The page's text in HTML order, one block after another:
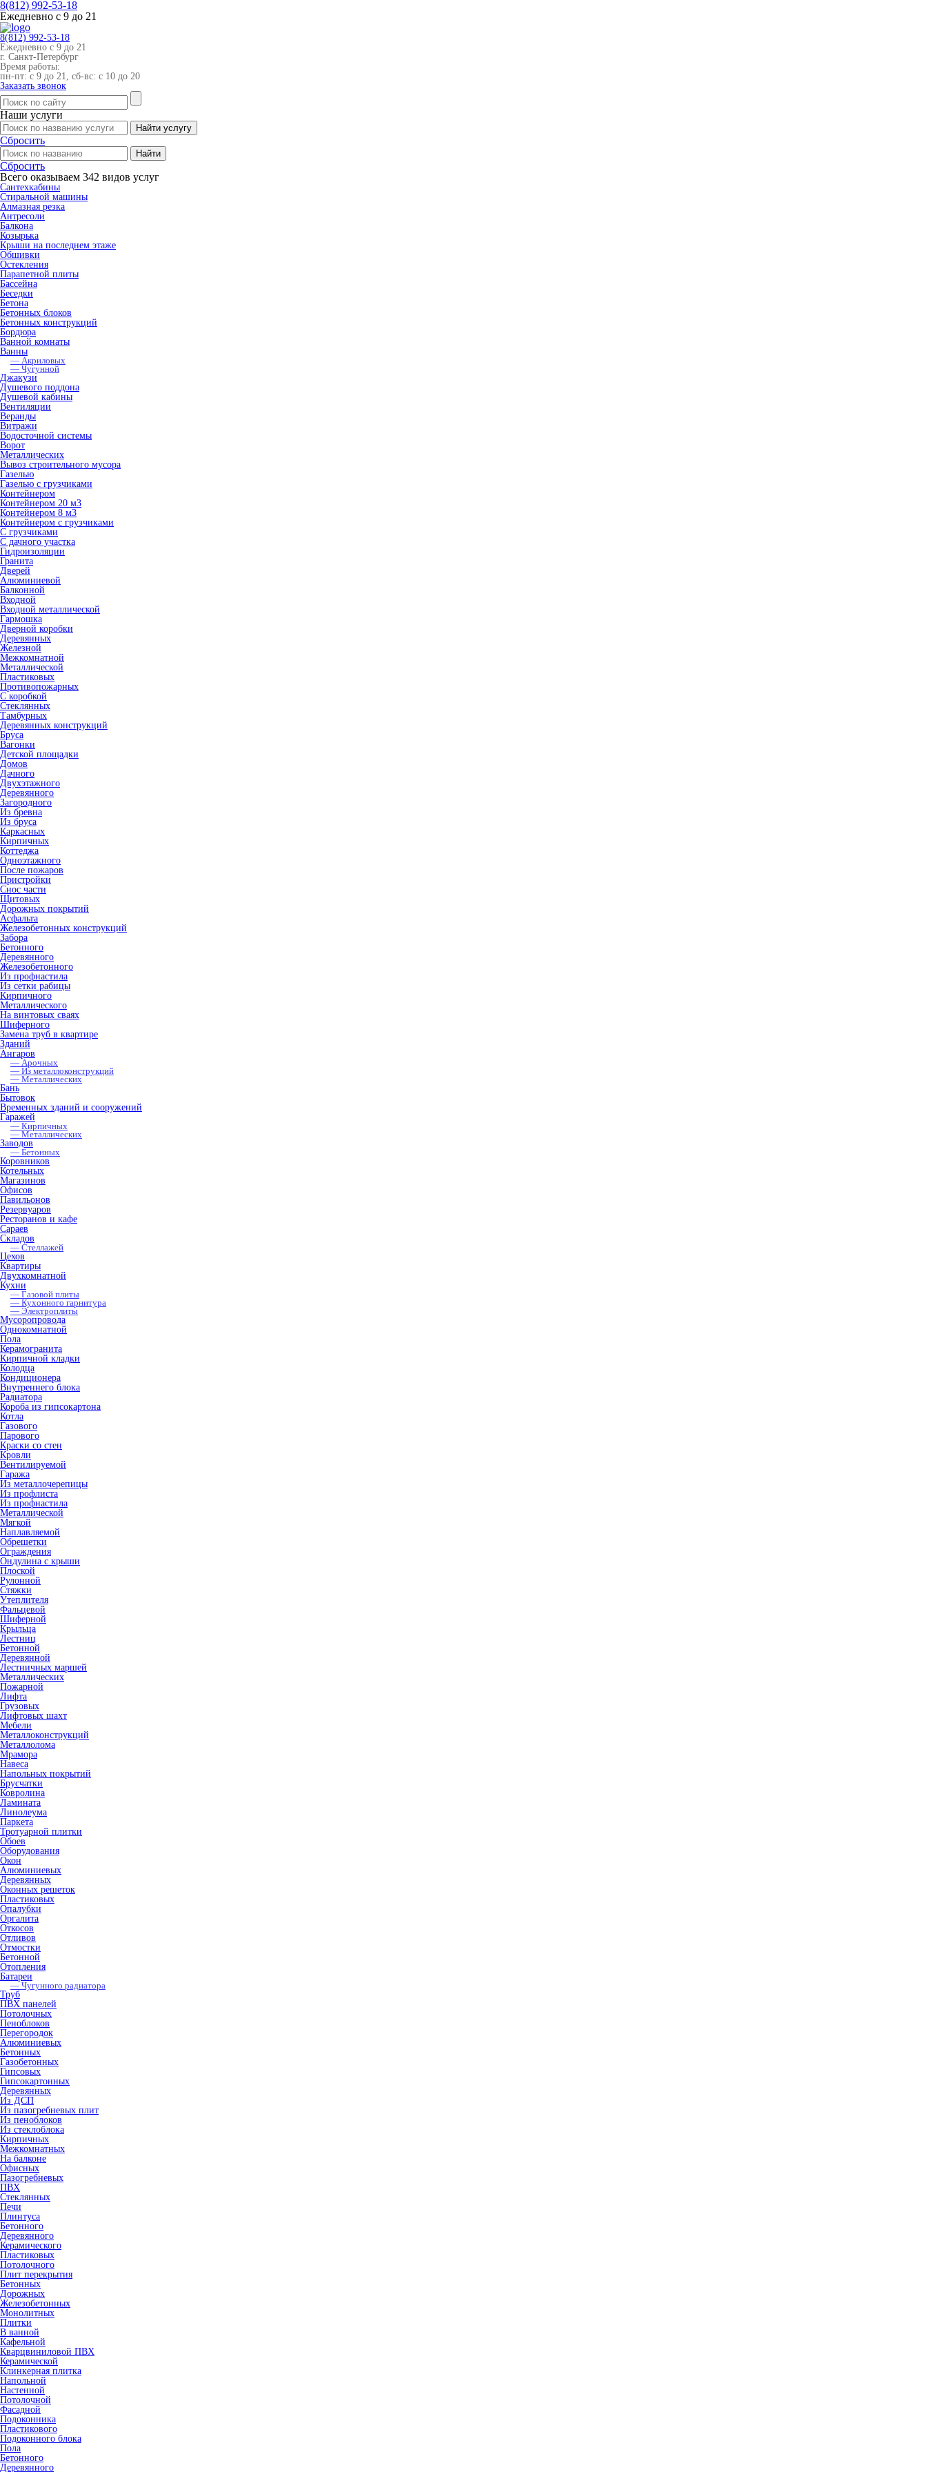
8(812) 992-53-18
Ежедневно с 9 до 21
8(812) 992-53-18
Ежедневно с 9 до 21
г. Санкт-Петербург
Время работы:
пн-пт: с 9 до 21, сб-вс: с 10 до 20
Заказать звонок
Наши услуги
Сбросить
Сбросить
Всего оказываем 342 видов услуг
Cантехкабины
Cтиральной машины
Алмазная резка
Антресоли
Балкона
Козырька
Крыши на последнем этаже
Обшивки
Остекления
Парапетной плиты
Бассейна
Беседки
Бетона
Бетонных блоков
Бетонных конструкций
Бордюра
Ванной комнаты
Ванны
— Акриловых
— Чугунной
Джакузи
Душевого поддона
Душевой кабины
Вентиляции
Веранды
Витражи
Водосточной системы
Ворот
Металлических
Вывоз строительного мусора
Газелью
Газелью с грузчиками
Контейнером
Контейнером 20 м3
Контейнером 8 м3
Контейнером с грузчиками
С грузчиками
С дачного участка
Гидроизоляции
Гранита
Дверей
Алюминиевой
Балконной
Входной
Входной металлической
Гармошка
Дверной коробки
Деревянных
Железной
Межкомнатной
Металлической
Пластиковых
Противопожарных
С коробкой
Стеклянных
Тамбурных
Деревянных конструкций
Бруса
Вагонки
Детской площадки
Домов
Дачного
Двухэтажного
Деревянного
Загородного
Из бревна
Из бруса
Каркасных
Кирпичных
Коттеджа
Одноэтажного
После пожаров
Пристройки
Снос части
Щитовых
Дорожных покрытий
Асфальта
Железобетонных конструкций
Забора
Бетонного
Деревянного
Железобетонного
Из профнастила
Из сетки рабицы
Кирпичного
Металлического
На винтовых сваях
Шиферного
Замена труб в квартире
Зданий
Ангаров
— Арочных
— Из металлоконструкций
— Металлических
Бань
Бытовок
Временных зданий и сооружений
Гаражей
— Кирпичных
— Металлических
Заводов
— Бетонных
Коровников
Котельных
Магазинов
Офисов
Павильонов
Резервуаров
Ресторанов и кафе
Сараев
Складов
— Стеллажей
Цехов
Квартиры
Двухкомнатной
Кухни
— Газовой плиты
— Кухонного гарнитура
— Электроплиты
Мусоропровода
Однокомнатной
Пола
Керамогранита
Кирпичной кладки
Колодца
Кондиционера
Внутреннего блока
Радиатора
Короба из гипсокартона
Котла
Газового
Парового
Краски со стен
Кровли
Вентилируемой
Гаража
Из металлочерепицы
Из профлиста
Из профнастила
Металлической
Мягкой
Наплавляемой
Обрешетки
Ограждения
Ондулина с крыши
Плоской
Рулонной
Стяжки
Утеплителя
Фальцевой
Шиферной
Крыльца
Лестниц
Бетонной
Деревянной
Лестничных маршей
Металлических
Пожарной
Лифта
Грузовых
Лифтовых шахт
Мебели
Металлоконструкций
Металлолома
Мрамора
Навеса
Напольных покрытий
Брусчатки
Ковролина
Ламината
Линолеума
Паркета
Тротуарной плитки
Обоев
Оборудования
Окон
Алюминиевых
Деревянных
Оконных решеток
Пластиковых
Опалубки
Оргалита
Откосов
Отливов
Отмостки
Бетонной
Отопления
Батареи
— Чугунного радиатора
Труб
ПВХ панелей
Потолочных
Пеноблоков
Перегородок
Алюминиевых
Бетонных
Газобетонных
Гипсовых
Гипсокартонных
Деревянных
Из ДСП
Из пазогребневых плит
Из пеноблоков
Из стеклоблока
Кирпичных
Межкомнатных
На балконе
Офисных
Пазогребневых
ПВХ
Стеклянных
Печи
Плинтуса
Бетонного
Деревянного
Керамического
Пластиковых
Потолочного
Плит перекрытия
Бетонных
Дорожных
Железобетонных
Монолитных
Плитки
В ванной
Кафельной
Кварцвиниловой ПВХ
Керамической
Клинкерная плитка
Напольной
Настенной
Потолочной
Фасадной
Подоконника
Пластикового
Подоконного блока
Пола
Бетонного
Деревянного